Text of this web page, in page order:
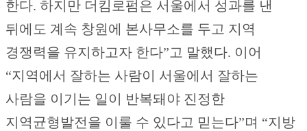
한다. 하지만 더킴로펌은 서울에서 성과를 낸
뒤에도 계속 창원에 본사무소를 두고 지역
경쟁력을 유지하고자 한다”고 말했다. 이어
“지역에서 잘하는 사람이 서울에서 잘하는
사람을 이기는 일이 반복돼야 진정한
지역균형발전을 이룰 수 있다고 믿는다”며 “지방